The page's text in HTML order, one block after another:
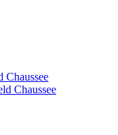
Chaussee
Chaussee